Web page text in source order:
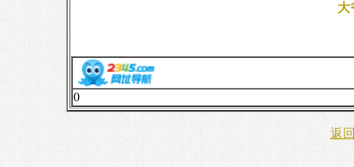
大
0
返